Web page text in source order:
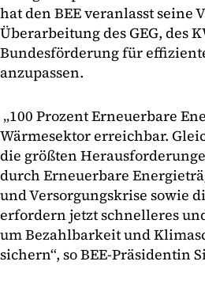
hat den BEE veranlasst seine
Überarbeitung des GEG, des
Bundesförderung für
anzupassen.
„100 Prozent Erneuerbare
Wärmesektor erreichbar.
die größten
durch Erneuerbare
und Versorgungskrise sowie
erfordern jetzt schnelleres
um Bezahlbarkeit und
sichern“, so BEE-Präsidentin